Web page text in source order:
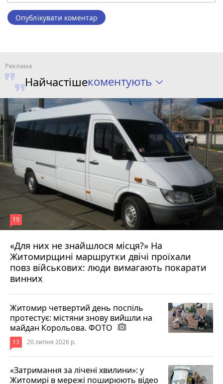
Опублікувати коментар
Найчастішекоментують
«Для них не знайшлося місця?» На
Житомирщині маршрутки двічі проїхали
повз військових: люди вимагають покарати
винних
19
17 липня 2026 р.
Житомир четвертий день поспіль
протестує: містяни знову вийшли на
майдан Корольова. ФОТО photo_camera
13 20 липня 2026 р.
«Затримання за лічені хвилини»: у
Житомирі в мережі поширюють відео